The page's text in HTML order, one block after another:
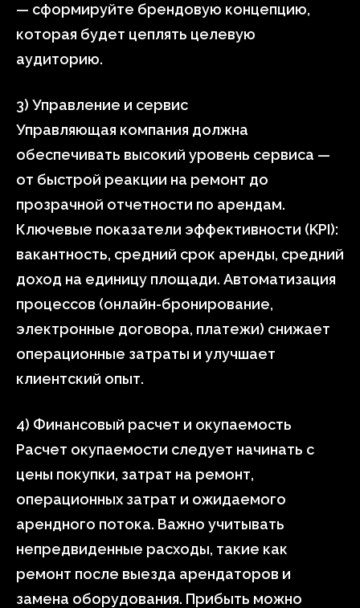
— сформируйте брендовую концепцию,
которая будет цеплять целевую
аудиторию.
3) Управление и сервис
Управляющая компания должна
обеспечивать высокий уровень сервиса —
от быстрой реакции на ремонт до
прозрачной отчетности по арендам.
Ключевые показатели эффективности (KPI):
вакантность, средний срок аренды, средний
доход на единицу площади. Автоматизация
процессов (онлайн-бронирование,
электронные договора, платежи) снижает
операционные затраты и улучшает
клиентский опыт.
4) Финансовый расчет и окупаемость
Расчет окупаемости следует начинать с
цены покупки, затрат на ремонт,
операционных затрат и ожидаемого
арендного потока. Важно учитывать
непредвиденные расходы, такие как
ремонт после выезда арендаторов и
замена оборудования. Прибыть можно